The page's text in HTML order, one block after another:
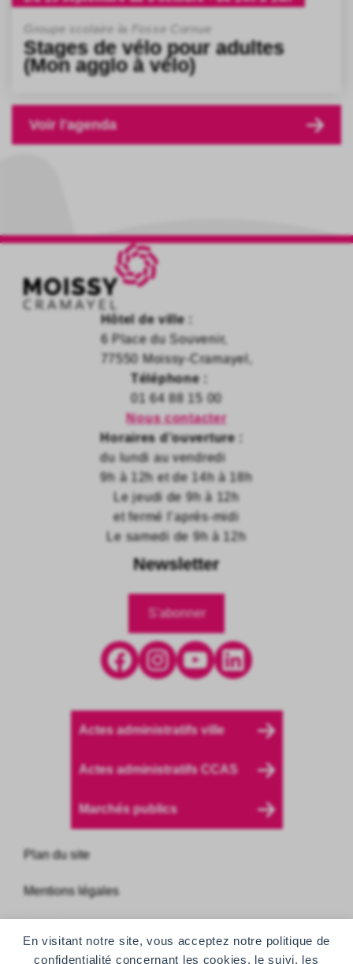
En visitant notre site, vous acceptez notre politique de
confidentialité concernant les cookies, le suivi, les
Groupe scolaire la Fosse Cornue
Stages de vélo pour adultes
(Mon agglo à vélo)
Voir l'agenda
Hôtel de ville :
6 Place du Souvenir,
77550 Moissy-Cramayel,
Téléphone :
01 64 88 15 00
Nous contacter
Horaires d’ouverture :
du lundi au vendredi
9h à 12h et de 14h à 18h
Le jeudi de 9h à 12h
et fermé l’après-midi
Le samedi de 9h à 12h
Newsletter
S'abonner
Facebook Instagram YouTube LinkedIn
Actes administratifs ville
Actes administratifs CCAS
Marchés publics
Plan du site
Mentions légales